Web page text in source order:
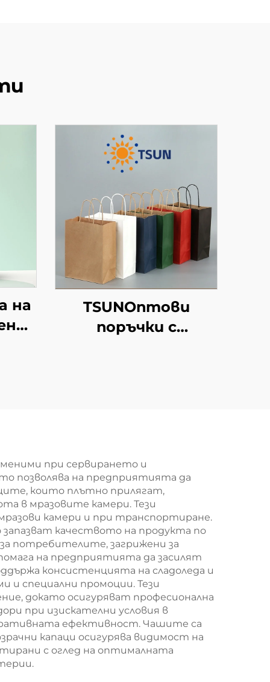
на
TSUNОптови
поръчки с
екранна печат за
Нова година/
Кристемас,
пластмасова
упаковка за
хранителни
продукти и
занаятчии
при сервирането и
позволява на предприятията да
които плътно прилягат,
в мразовите камери. Тези
камери и при транспортиране.
качеството на продукта по
потребителите, загрижени за
на предприятията да засилят
консистенцията на сладоледа и
и специални промоции. Тези
докато осигуряват професионална
при изискателни условия в
ефективност. Чашите са
капаци осигурява видимост на
с оглед на оптималната